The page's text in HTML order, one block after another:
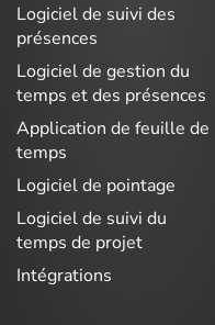
Logiciel de suivi des
présences
Logiciel de gestion du
temps et des présences
Application de feuille de
temps
Logiciel de pointage
Logiciel de suivi du
temps de projet
Intégrations